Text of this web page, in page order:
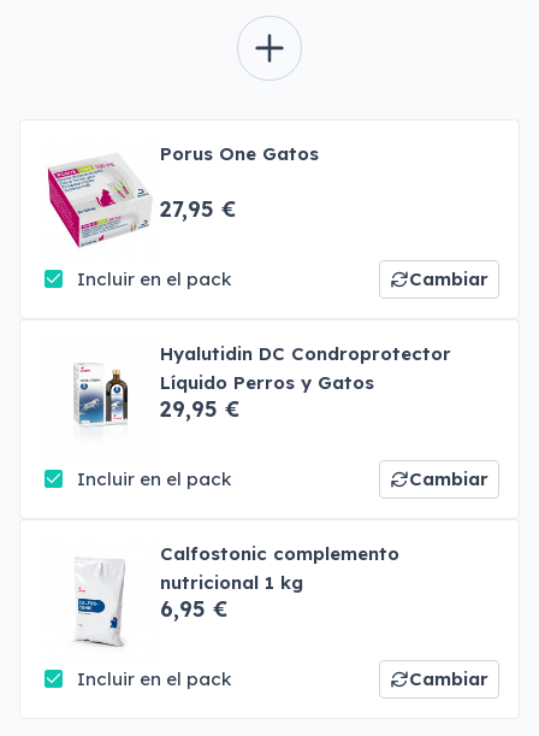
Porus One Gatos
27,95 €
Incluir en el pack Cambiar
Hyalutidin DC Condroprotector
Líquido Perros y Gatos
29,95 €
Incluir en el pack Cambiar
Calfostonic complemento
nutricional 1 kg
6,95 €
Incluir en el pack Cambiar